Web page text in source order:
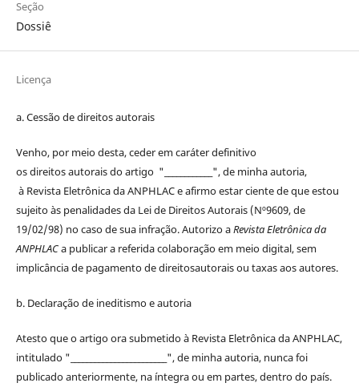
Seção
Dossiê
Licença
a. Cessão dedireitosautorais
Venho, por meio desta, ceder em caráter definitivo
osdireitosautoraisdo artigo "____________", de minha autoria,
à Revista Eletrônica da ANPHLACe afirmo estar ciente de que estou
sujeito às penalidades da Lei de DireitosAutorais(Nº9609, de
19/02/98) no caso de sua infração. Autorizo aRevista Eletrônica da
ANPHLACa publicar a referida colaboração em meio digital, sem
implicância de pagamento dedireitosautoraisou taxas aos autores.
b. Declaração de ineditismo e autoria
Atesto que o artigo ora submetido à Revista Eletrônica da ANPHLAC,
intitulado "________________________", de minha autoria, nunca foi
publicado anteriormente, na íntegra ou em partes, dentrodo país.